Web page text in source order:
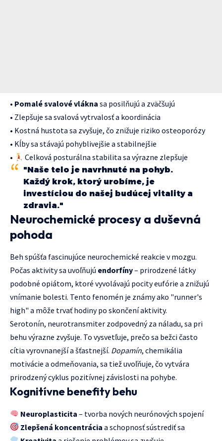
• Pomalé svalové vlákna sa posilňujú a zväčšujú
• Zlepšuje sa svalová vytrvalosť a koordinácia
• Kostná hustota sa zvyšuje, čo znižuje riziko osteoporózy
• Kĺby sa stávajú pohyblivejšie a stabilnejšie
•
Celková posturálna stabilita sa výrazne zlepšuje
"Naše telo je navrhnuté na pohyb.
Každý krok, ktorý urobíme, je
investíciou do našej budúcej vitality a
zdravia."
Neurochemické procesy a duševná
pohoda
Beh spúšťa fascinujúce neurochemické reakcie v mozgu.
Počas aktivity sa uvoľňujú endorfíny– prirodzené látky
podobné opiátom, ktoré vyvolávajú pocity eufórie a znižujú
vnímanie bolesti. Tento fenomén je známy ako "runner's
high" a môže trvať hodiny po skončení aktivity.
Serotonín, neurotransmiter zodpovedný za náladu, sa pri
behu výrazne zvyšuje. To vysvetľuje, prečo sa bežci často
cítia vyrovnanejší a šťastnejší. Dopamín, chemikália
motivácie a odmeňovania, sa tiež uvoľňuje, čo vytvára
prirodzený cyklus pozitívnej závislosti na pohybe.
Kognitívne benefity behu
Neuroplasticita – tvorba nových neurónových spojení
Zlepšená koncentrácia a schopnosť sústrediť sa